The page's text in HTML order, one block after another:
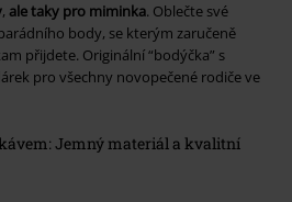
, ale taky pro miminka. Oblečte své
body, se kterým zaručeně
přijdete. Originální “bodýčka” s
pro všechny novopečené rodiče ve
Jemný materiál a kvalitní